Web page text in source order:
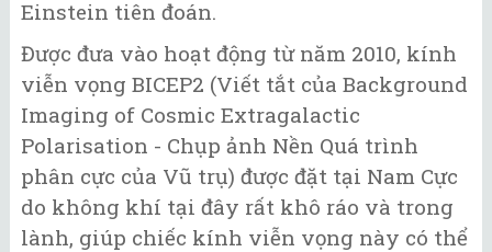
Einstein tiên đoán.
Được đưa vào hoạt động từ năm 2010, kính
viễn vọng BICEP2 (Viết tắt của Background
Imaging of Cosmic Extragalactic
Polarisation - Chụp ảnh Nền Quá trình
phân cực của Vũ trụ) được đặt tại Nam Cực
do không khí tại đây rất khô ráo và trong
lành, giúp chiếc kính viễn vọng này có thể